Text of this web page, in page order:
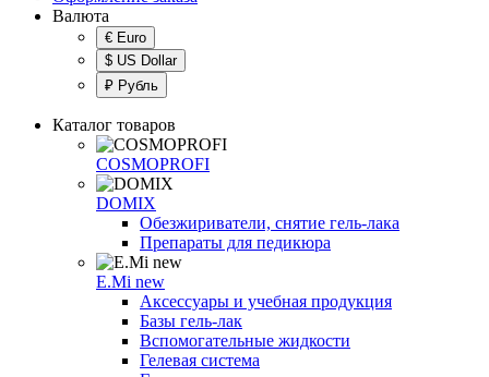
Валюта
€ Euro
$ US Dollar
₽ Рубль
Каталог товаров
COSMOPROFI
DOMIX
Обезжириватели, снятие гель-лака
Препараты для педикюра
E.Mi new
Аксессуары и учебная продукция
Базы гель-лак
Вспомогательные жидкости
Гелевая система